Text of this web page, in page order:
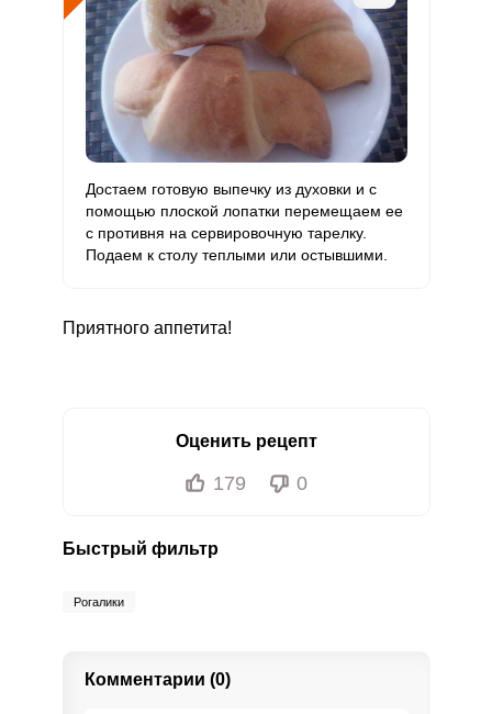
Достаем готовую выпечку из духовки и с
помощью плоской лопатки перемещаем ее
с противня на сервировочную тарелку.
Подаем к столу теплыми или остывшими.
Приятного аппетита!
Оценить рецепт
179 0
Быстрый фильтр
Рогалики
Комментарии (0)